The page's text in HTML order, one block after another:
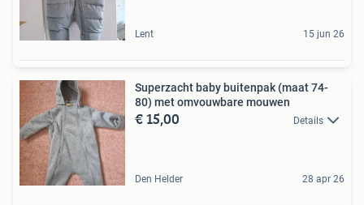
Lent 15 jun 26
Superzacht baby buitenpak (maat 74-
80) met omvouwbare mouwen
€ 15,00 Details
Den Helder 28 apr 26